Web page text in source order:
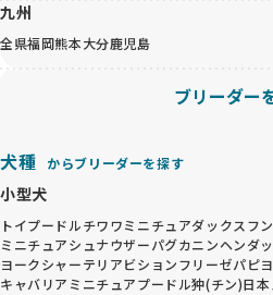
九州
全県福岡熊本大分鹿児島
ブリーダー
犬種 からブリーダーを探す
小型犬
トイプードルチワワミニチュアダックスフ
ミニチュアシュナウザーパグカニンヘンダ
ヨークシャーテリアビションフリーゼパピ
キャバリア ミニチュアプードル狆(チン)日